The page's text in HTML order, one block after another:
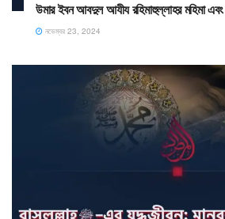
উমার ইবন আবদুল আযীয রহিমাহুল্লাহর মহিমা এবং
নভেম্বর 23, 2024